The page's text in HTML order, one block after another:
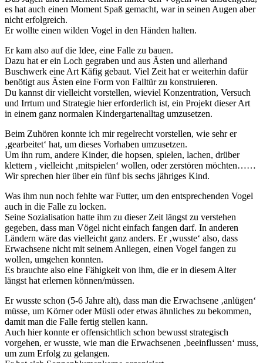
es hat auch einen Moment Spaß gemacht, war in seinen Augen aber
nicht erfolgreich.
Er wollte einen wilden Vogel in den Händen halten.
Er kam also auf die Idee, eine Falle zu bauen.
Dazu hat er ein Loch gegraben und aus Ästen und allerhand
Buschwerk eine Art Käfig gebaut. Viel Zeit hat er weiterhin dafür
benötigt aus Ästen eine Form von Falltür zu konstruieren.
Du kannst dir vielleicht vorstellen, wieviel Konzentration, Versuch
und Irrtum und Strategie hier erforderlich ist, ein Projekt dieser Art
in einem ganz normalen Kindergartenalltag umzusetzen.
Beim Zuhören konnte ich mir regelrecht vorstellen, wie sehr er
‚gearbeitet‘ hat, um dieses Vorhaben umzusetzen.
Um ihn rum, andere Kinder, die hopsen, spielen, lachen, drüber
klettern , vielleicht ‚mitspielen‘ wollen, oder zerstören möchten……
Wir sprechen hier über ein fünf bis sechs jähriges Kind.
Was ihm nun noch fehlte war Futter, um den entsprechenden Vogel
auch in die Falle zu locken.
Seine Sozialisation hatte ihm zu dieser Zeit längst zu verstehen
gegeben, dass man Vögel nicht einfach fangen darf. In anderen
Ländern wäre das vielleicht ganz anders. Er ‚wusste‘ also, dass
Erwachsene nicht mit seinem Anliegen, einen Vogel fangen zu
wollen, umgehen konnten.
Es brauchte also eine Fähigkeit von ihm, die er in diesem Alter
längst hat erlernen können/müssen.
Er wusste schon (5-6 Jahre alt), dass man die Erwachsene ‚anlügen‘
müsse, um Körner oder Müsli oder etwas ähnliches zu bekommen,
damit man die Falle fertig stellen kann.
Auch hier konnte er offensichtlich schon bewusst strategisch
vorgehen, er wusste, wie man die Erwachsenen ‚beeinflussen‘ muss,
um zum Erfolg zu gelangen.